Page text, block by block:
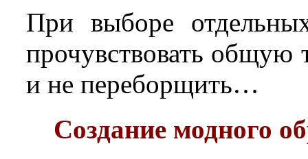
При выборе
прочувствовать общую
и не переборщить…
Создание модного